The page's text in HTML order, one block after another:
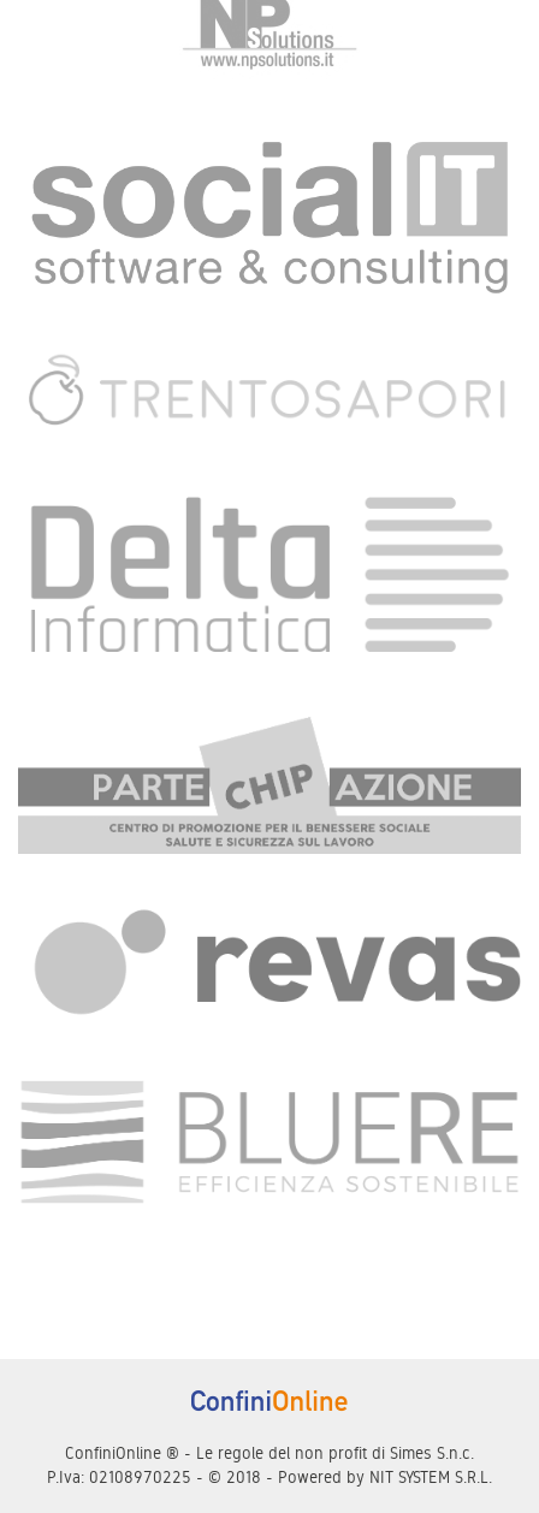
ConfiniOnline ® - Le regole del non profit di Simes S.n.c.
P.Iva: 02108970225 - © 2018 - Powered by NIT SYSTEM S.R.L.